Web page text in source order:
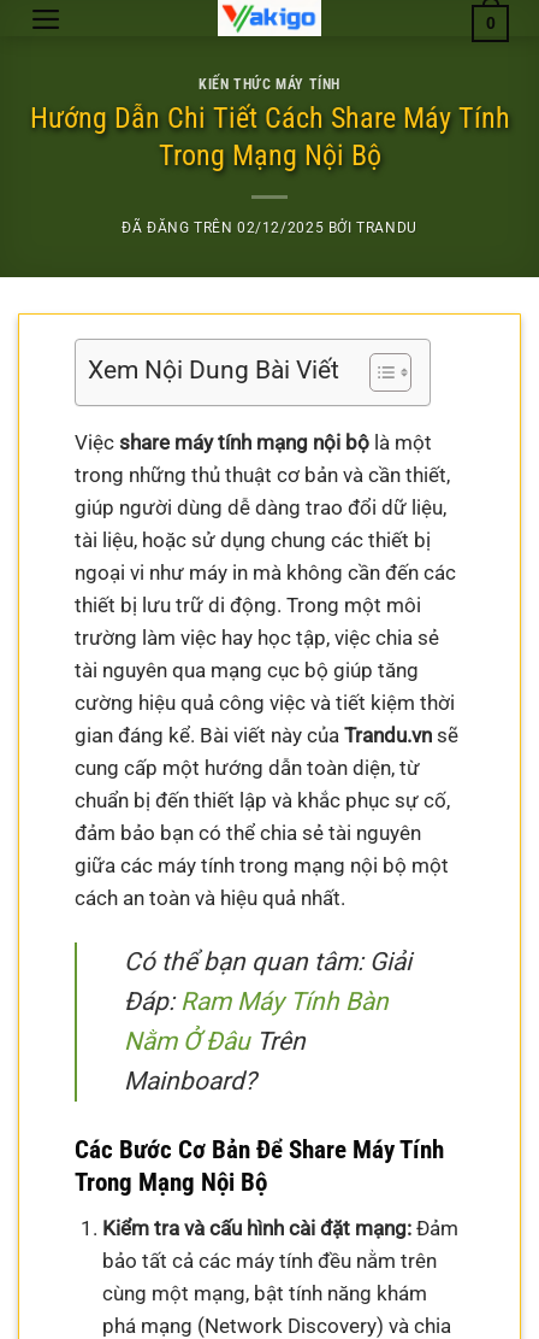
Chuyển
dung
0
KIẾN THỨC MÁY TÍNH
Hướng Dẫn Chi Tiết Cách Share Máy Tính
Trong Mạng Nội Bộ
ĐÃ ĐĂNG TRÊN02/12/2025 BỞITRANDU
Xem Nội Dung Bài Viết
Việcshare máy tính mạng nội bộ là một
trong những thủ thuật cơ bản và cần thiết,
giúp người dùng dễ dàng trao đổi dữ liệu,
tài liệu, hoặc sử dụng chung các thiết bị
ngoại vi như máy in mà không cần đến các
thiết bị lưu trữ di động. Trong một môi
trường làm việc hay học tập, việc chia sẻ
tài nguyên qua mạng cục bộ giúp tăng
cường hiệu quả công việc và tiết kiệm thời
gian đáng kể. Bài viết này củaTrandu.vn sẽ
cung cấp một hướng dẫn toàn diện, từ
chuẩn bị đến thiết lập và khắc phục sự cố,
đảm bảo bạn có thể chia sẻ tài nguyên
giữa các máy tính trong mạng nội bộ một
cách an toàn và hiệu quả nhất.
Có thể bạn quan tâm: Giải
Đáp:Ram Máy Tính Bàn
Nằm Ở ĐâuTrên
Mainboard?
Các Bước Cơ Bản Để Share Máy Tính
Trong Mạng Nội Bộ
Kiểm tra và cấu hình cài đặt mạng:Đảm
bảo tất cả các máy tính đều nằm trên
cùng một mạng, bật tính năng khám
phá mạng (Network Discovery) và chia